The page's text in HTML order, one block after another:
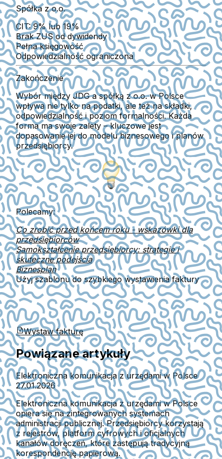
Spółka z o.o.
CIT: 9% lub 19%
Brak ZUS od dywidendy
Pełna księgowość
Odpowiedzialność ograniczona
Zakończenie
Wybór między JDG a spółką z o.o.w Polsce
wpływa nie tylko na podatki, ale też na składki,
odpowiedzialność i poziom formalności. Każda
forma ma swoje zalety – kluczowe jest
dopasowanie jej do modelu biznesowego i planów
przedsiębiorcy.
Polecamy:
Co zrobić przed końcem roku - wskazówki dla
przedsiębiorców
Samokształcenie przedsiębiorcy: strategie i
skuteczne podejścia
Biznesplan
Użyj szablonu do szybkiego wystawienia faktury
Wystaw fakturę
Powiązane artykuły
Elektroniczna komunikacja z urzędami w Polsce
27.01.2026
Elektroniczna komunikacja z urzędami w Polsce
opiera się na zintegrowanych systemach
administracji publicznej. Przedsiębiorcy korzystają
z rejestrów, platform cyfrowych i oficjalnych
kanałów doręczeń, które zastępują tradycyjną
korespondencję papierową.